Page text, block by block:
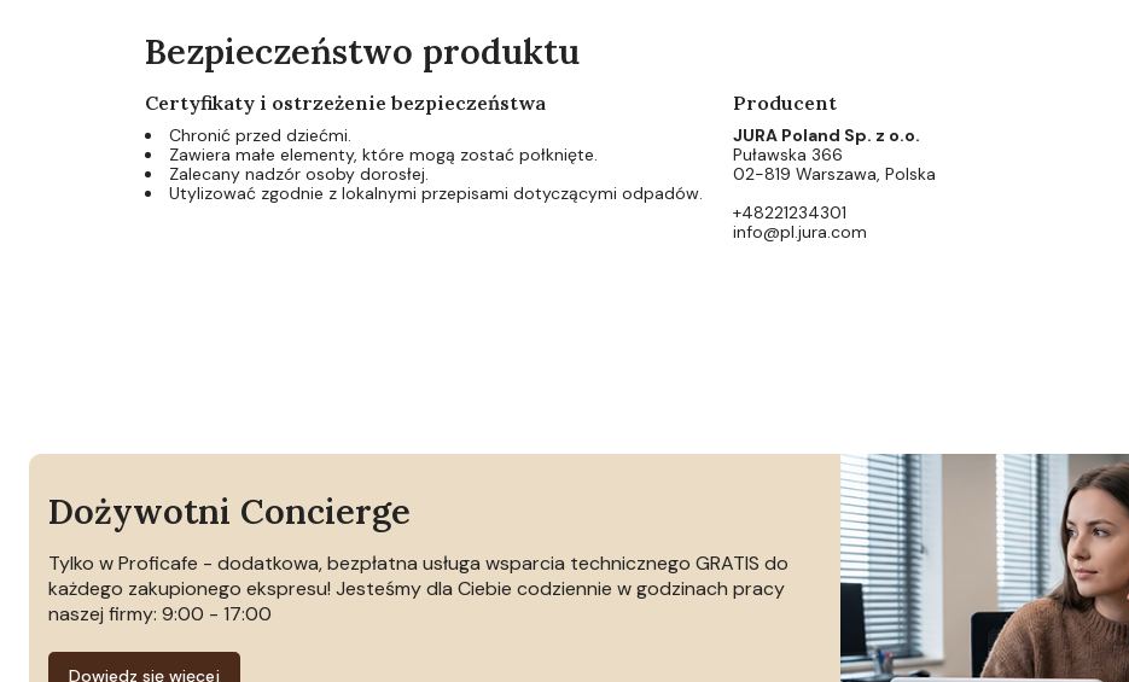
Bezpieczeństwo produktu
Certyfikaty i ostrzeżenie bezpieczeństwa
Chronić przed dziećmi.
Zawiera małe elementy, które mogą zostać połknięte.
Zalecany nadzór osoby dorosłej.
Utylizować zgodnie z lokalnymi przepisami dotyczącymi odpadów.
Producent
JURA Poland Sp. z o.o.
Puławska 366
02-819 Warszawa, Polska
+48221234301
info@pl.jura.com
Dożywotni Concierge
Tylko w Proficafe - dodatkowa, bezpłatna usługa wsparcia technicznego GRATIS do
każdego zakupionego ekspresu! Jesteśmy dla Ciebie codziennie w godzinach pracy
naszej firmy: 9:00 - 17:00
Dowiedz się więcej